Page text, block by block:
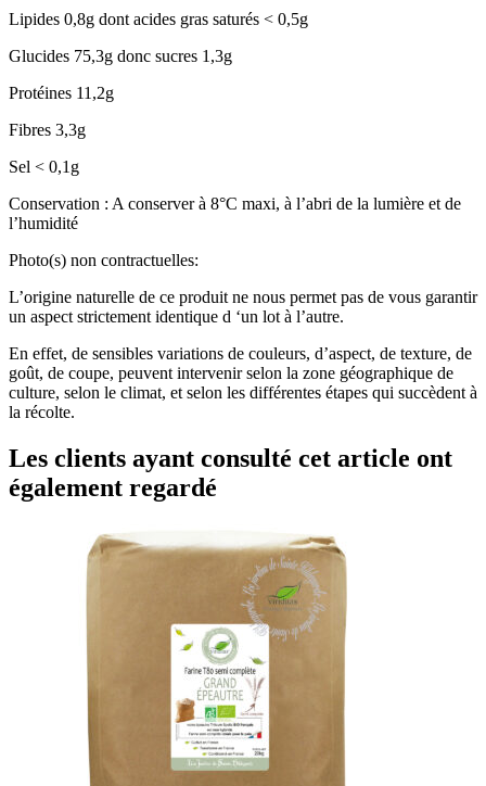
Lipides 0,8g dont acides gras saturés < 0,5g
Glucides 75,3g donc sucres 1,3g
Protéines 11,2g
Fibres 3,3g
Sel < 0,1g
Conservation : A conserver à 8°C maxi, à l’abri de la lumière et de
l’humidité
Photo(s) non contractuelles:
L’origine naturelle de ce produit ne nous permet pas de vous garantir
un aspect strictement identique d ‘un lot à l’autre.
En effet, de sensibles variations de couleurs, d’aspect, de texture, de
goût, de coupe, peuvent intervenir selon la zone géographique de
culture, selon le climat, et selon les différentes étapes qui succèdent à
la récolte.
Les clients ayant consulté cet article ont
également regardé